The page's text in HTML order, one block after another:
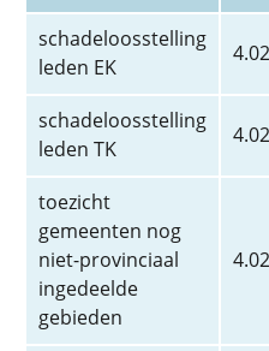
schadeloosstelling
leden EK
schadeloosstelling
leden TK
toezicht
gemeenten nog
niet-provinciaal
ingedeelde
gebieden